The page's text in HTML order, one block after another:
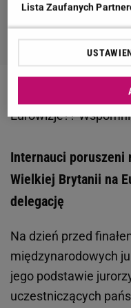
Eurowizje??
Internauci poruszeni
Wielkiej Brytanii na
delegację
Na dzień przed
międzynarodowych
jego podstawie
uczestniczących
Lista Zaufanych